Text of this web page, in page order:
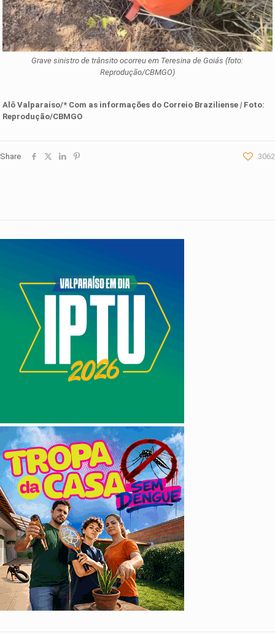
Grave sinistro de trânsito ocorreu em Teresina de Goiás (foto:
Reprodução/CBMGO)
Alô Valparaíso/* Com as informações do Correio Braziliense | Foto:
Reprodução/CBMGO
Share 3062